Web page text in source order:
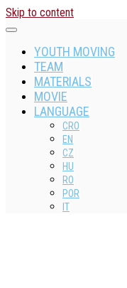
Skip to content
YOUTH MOVING
TEAM
MATERIALS
MOVIE
LANGUAGE
CRO
EN
CZ
HU
RO
POR
IT